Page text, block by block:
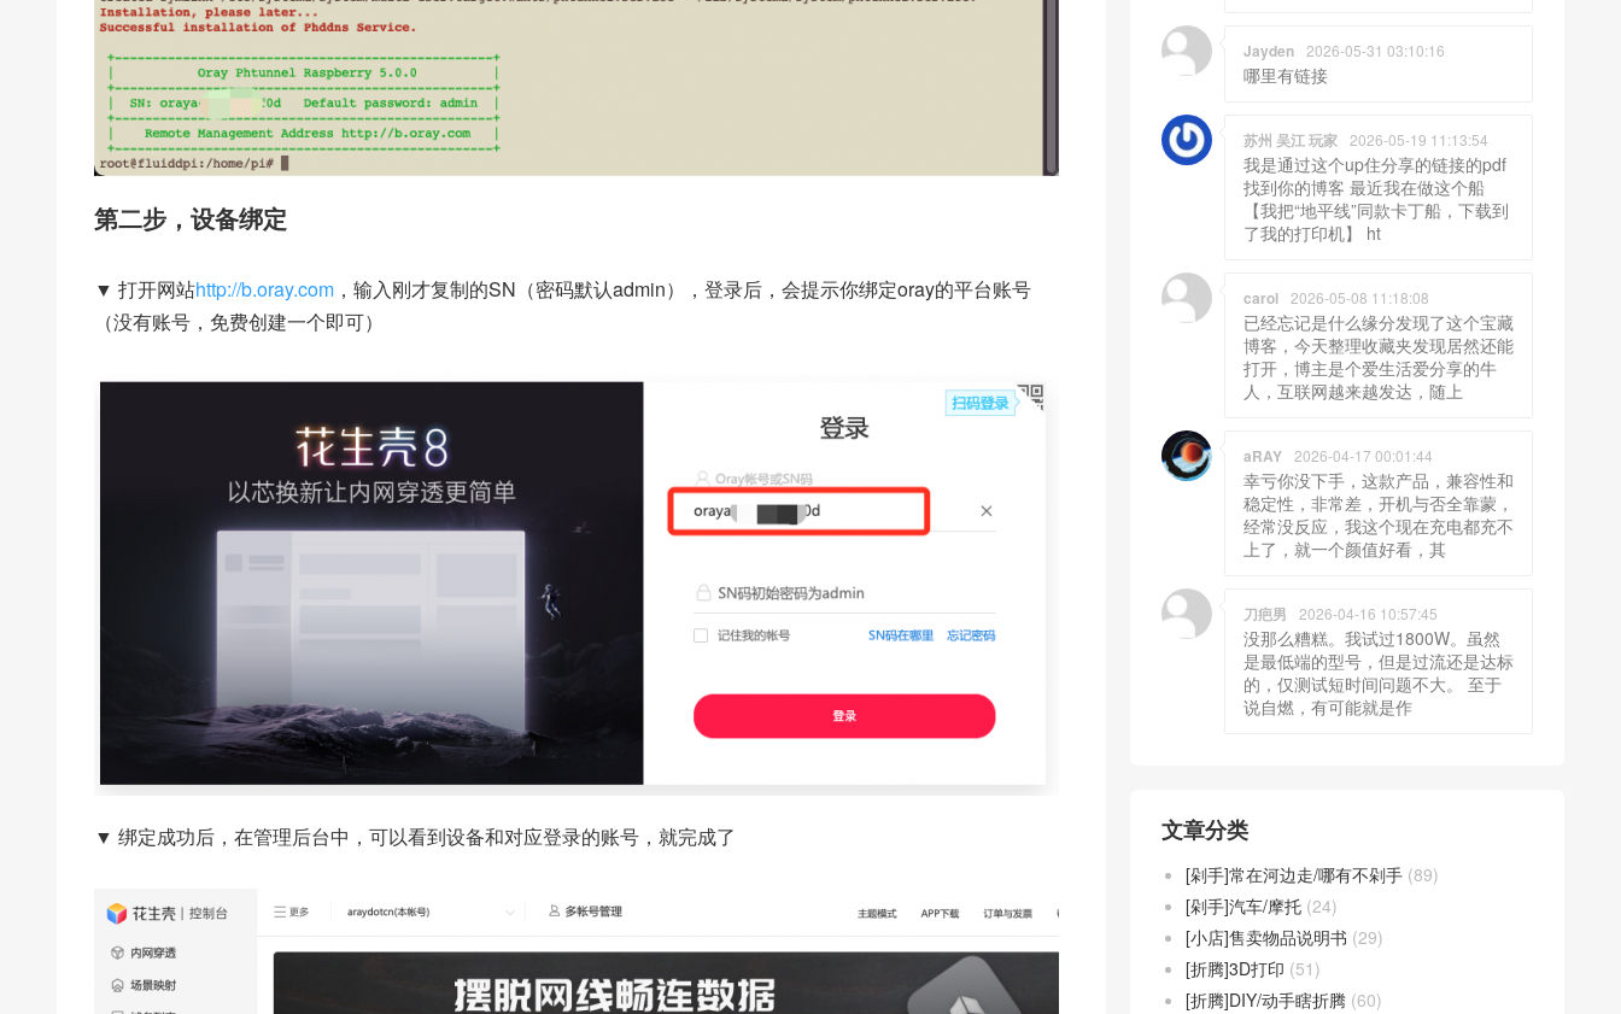
第二步，设备绑定
▼ 打开网站http://b.oray.com ，输入刚才复制的SN（密码默认admin），登录后，会提示你绑定oray的平台账号
（没有账号，免费创建一个即可）
▼ 绑定成功后，在管理后台中，可以看到设备和对应登录的账号，就完成了
Jayden 2026-05-31 03:10:16
哪里有链接
苏州 吴江 玩家 2026-05-19 11:13:54
我是通过这个up住分享的链接的pdf
找到你的博客 最近我在做这个船
【我把“地平线”同款卡丁船，下载到
了我的打印机】 ht
carol 2026-05-08 11:18:08
已经忘记是什么缘分发现了这个宝藏
博客，今天整理收藏夹发现居然还能
打开，博主是个爱生活爱分享的牛
人，互联网越来越发达，随上
aRAY 2026-04-17 00:01:44
幸亏你没下手，这款产品，兼容性和
稳定性，非常差，开机与否全靠蒙，
经常没反应，我这个现在充电都充不
上了，就一个颜值好看，其
刀疤男 2026-04-16 10:57:45
没那么糟糕。我试过1800W。虽然
是最低端的型号，但是过流还是达标
的，仅测试短时间问题不大。 至于
说自燃，有可能就是作
文章分类
[剁手]常在河边走/哪有不剁手 (89)
[剁手]汽车/摩托 (24)
[小店]售卖物品说明书 (29)
[折腾]3D打印 (51)
[折腾]DIY/动手瞎折腾 (60)